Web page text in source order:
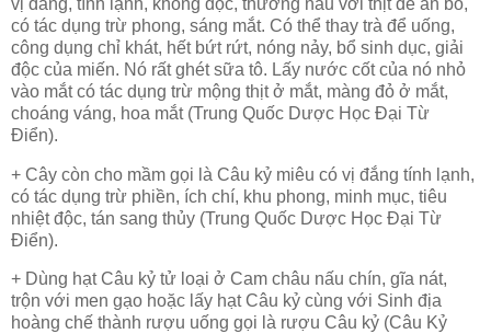
có tác dụng trừ phong, sáng mắt. Có thể thay trà để uống,
công dụng chỉ khát, hết bứt rứt, nóng nảy, bổ sinh dục, giải
độc của miến. Nó rất ghét sữa tô. Lấy nước cốt của nó nhỏ
vào mắt có tác dụng trừ mộng thịt ở mắt, màng đỏ ở mắt,
choáng váng, hoa mắt (Trung Quốc Dược Học Đại Từ
Điển).
+ Cây còn cho mầm gọi là Câu kỷ miêu có vị đắng tính lạnh,
có tác dụng trừ phiền, ích chí, khu phong, minh mục, tiêu
nhiệt độc, tán sang thủy (Trung Quốc Dược Học Đại Từ
Điển).
+ Dùng hạt Câu kỷ tử loại ở Cam châu nấu chín, gĩa nát,
trộn với men gạo hoặc lấy hạt Câu kỷ cùng với Sinh địa
hoàng chế thành rượu uống gọi là rượu Câu kỷ (Câu Kỷ